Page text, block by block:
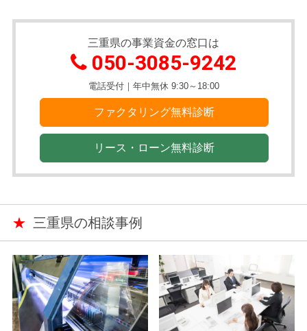
三重県の事業資金の窓口は
050-3085-9242
電話受付｜年中無休 9:30～18:00
ファクタリング無料診断
リース・ローン無料診断
★ 三重県の相談事例